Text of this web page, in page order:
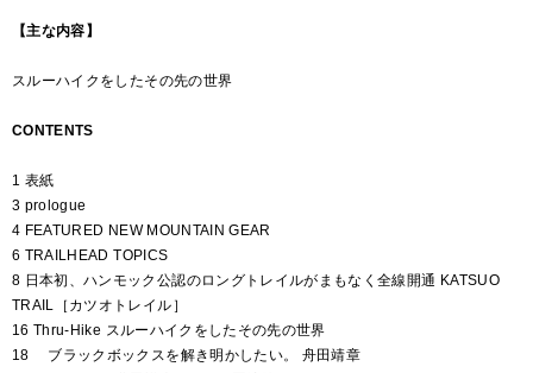
【主な内容】
スルーハイクをしたその先の世界
CONTENTS
1 表紙
3 prologue
4 FEATURED NEW MOUNTAIN GEAR
6 TRAILHEAD TOPICS
8 日本初、ハンモック公認のロングトレイルがまもなく全線開通 KATSUO
TRAIL［カツオトレイル］
16 Thru-Hike スルーハイクをしたその先の世界
18 ブラックボックスを解き明かしたい。 舟田靖章